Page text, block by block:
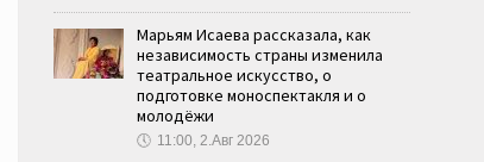
Марьям Исаева рассказала, как
независимость страны изменила
театральное искусство, о
подготовке моноспектакля и о
молодёжи
🕔 11:00, 2.Авг 2026